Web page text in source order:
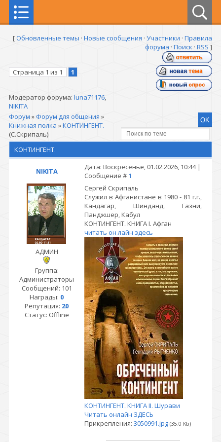
[Обновленные темы · Новые сообщения · Участники · Правила
форума · Поиск · RSS ]
Страница 1 из 1 1
Модератор форума: luna71176,
NIKITA
Форум » Форум для общения »
Книжная полка »КОНТИНГЕНТ.
(С.Скрипаль)
КОНТИНГЕНТ.
NIKITA
Дата: Воскресенье, 01.02.2026, 10:44 |
Сообщение # 1
АДМИН
Группа:
Администраторы
Сообщений: 101
Награды: 0
Репутация: 20
Статус: Offline
Сергей Скрипаль
Служил в Афганистане в 1980 - 81 г.г.,
Кандагар, Шинданд, Газни,
Панджшер, Кабул
КОНТИНГЕНТ. КНИГА I. Афган
читать он лайн здесь
КОНТИНГЕНТ. КНИГА II. Шурави
Читать онлайн ЗДЕСЬ
Прикрепления: 3050991.jpg (35.0 Kb)